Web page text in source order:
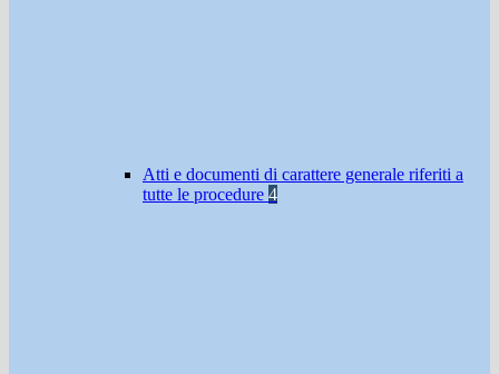
Atti e documenti di carattere generale riferiti a
tutte le procedure 4